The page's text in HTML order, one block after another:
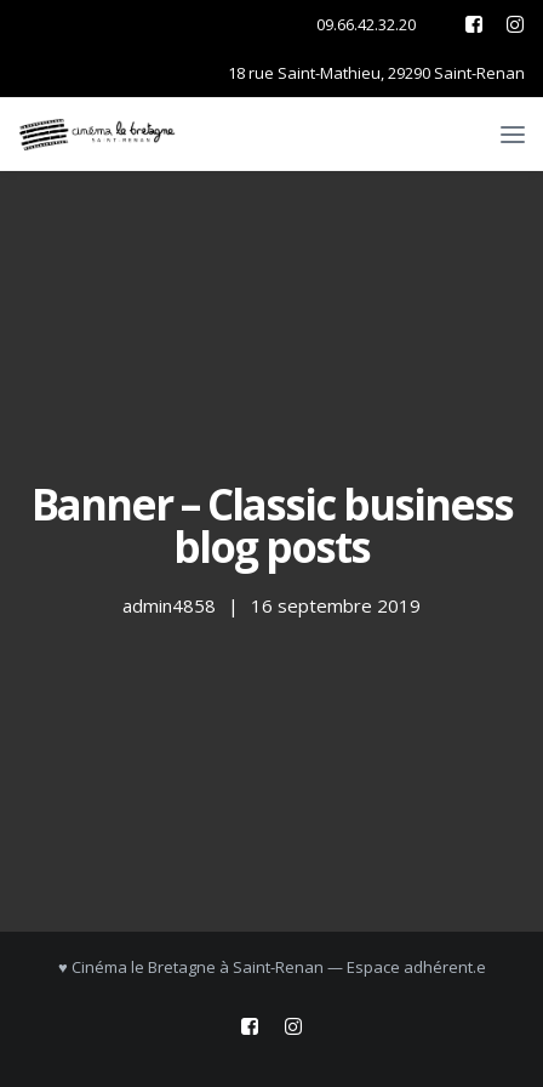
09.66.42.32.20
18 rue Saint-Mathieu, 29290 Saint-Renan
Banner – Classic business
blog posts
admin4858 16 septembre 2019
♥ Cinéma le Bretagne à Saint-Renan — Espace adhérent.e